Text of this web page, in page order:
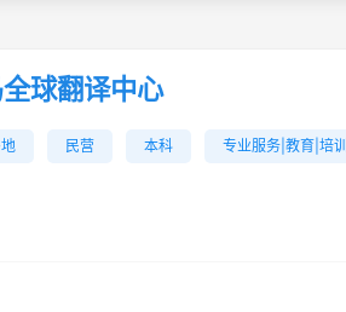
球翻译中心
民营 本科 专业服务|教育|培训